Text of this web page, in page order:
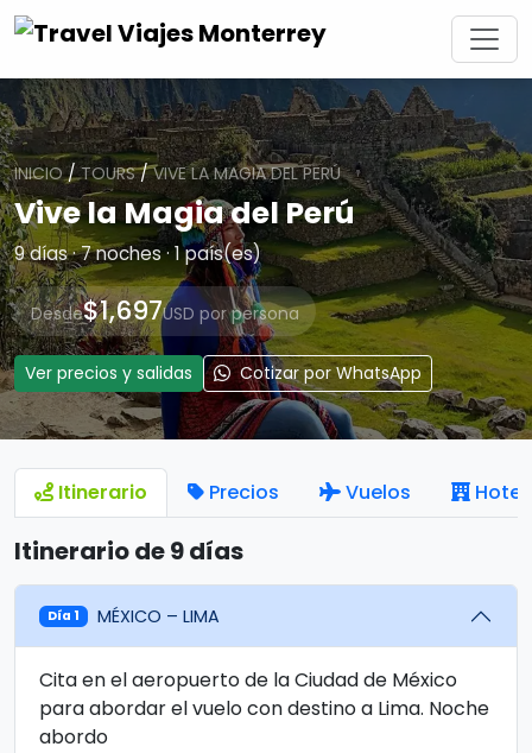
INICIO/TOURS/VIVE LA MAGIA DEL PERÚ
Vive la Magia del Perú
9 días · 7 noches · 1 país(es)
Desde$1,697USD por persona
Ver precios y salidas Cotizar por WhatsApp
Itinerario Precios Vuelos
Itinerario de 9 días
Día 1 MÉXICO – LIMA
Cita en el aeropuerto de la Ciudad de México
para abordar el vuelo con destino a Lima. Noche
abordo